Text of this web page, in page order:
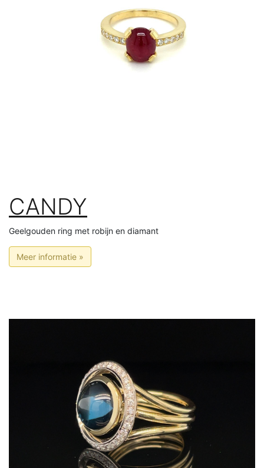
CANDY
Geelgouden ring met robijn en diamant
Meer informatie »